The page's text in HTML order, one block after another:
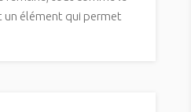
un élément qui permet